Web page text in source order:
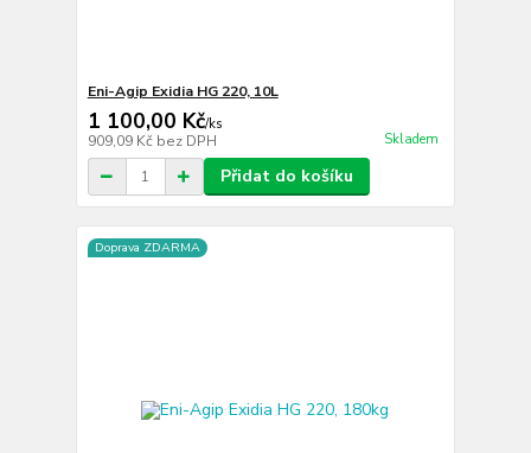
Eni-Agip Exidia HG 220, 10L
1 100,00 Kč/ks
909,09 Kč bez DPH Skladem
Přidat do košíku
Doprava ZDARMA